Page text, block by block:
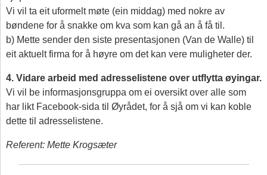
Vi vil ta eit uformelt møte (ein middag) med nokre av
bøndene for å snakke om kva som kan gå an å få til.
b) Mette sender den siste presentasjonen (Van de Walle) til
eit aktuelt firma for å høyre om det kan vere muligheter der.
4. Vidare arbeid med adresselistene over utflytta øyingar.
Vi vil be informasjonsgruppa om ei oversikt over alle som
har likt Facebook-sida til Øyrådet, for å sjå om vi kan koble
dette til adresselistene.
Referent: Mette Krogsæter